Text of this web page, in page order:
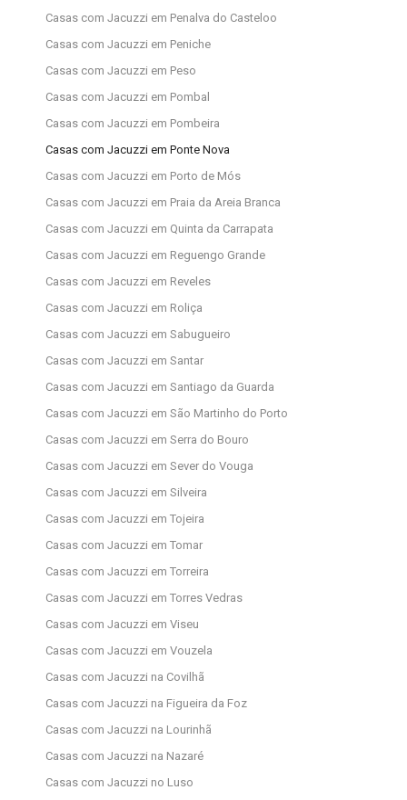
Casas com Jacuzzi em Penalva do Casteloo
Casas com Jacuzzi em Peniche
Casas com Jacuzzi em Peso
Casas com Jacuzzi em Pombal
Casas com Jacuzzi em Pombeira
Casas com Jacuzzi em Ponte Nova
Casas com Jacuzzi em Porto de Mós
Casas com Jacuzzi em Praia da Areia Branca
Casas com Jacuzzi em Quinta da Carrapata
Casas com Jacuzzi em Reguengo Grande
Casas com Jacuzzi em Reveles
Casas com Jacuzzi em Roliça
Casas com Jacuzzi em Sabugueiro
Casas com Jacuzzi em Santar
Casas com Jacuzzi em Santiago da Guarda
Casas com Jacuzzi em São Martinho do Porto
Casas com Jacuzzi em Serra do Bouro
Casas com Jacuzzi em Sever do Vouga
Casas com Jacuzzi em Silveira
Casas com Jacuzzi em Tojeira
Casas com Jacuzzi em Tomar
Casas com Jacuzzi em Torreira
Casas com Jacuzzi em Torres Vedras
Casas com Jacuzzi em Viseu
Casas com Jacuzzi em Vouzela
Casas com Jacuzzi na Covilhã
Casas com Jacuzzi na Figueira da Foz
Casas com Jacuzzi na Lourinhã
Casas com Jacuzzi na Nazaré
Casas com Jacuzzi no Luso